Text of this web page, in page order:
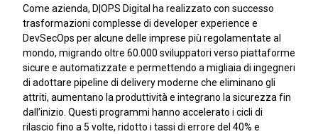
Come azienda, D|OPS Digital ha realizzato con successo
trasformazioni complesse di developer experience e
DevSecOps per alcune delle imprese più regolamentate al
mondo, migrando oltre 60.000 sviluppatori verso piattaforme
sicure e automatizzate e permettendo a migliaia di ingegneri
di adottare pipeline di delivery moderne che eliminano gli
attriti, aumentano la produttività e integrano la sicurezza fin
dall’inizio. Questi programmi hanno accelerato i cicli di
rilascio fino a 5 volte, ridotto i tassi di errore del 40% e